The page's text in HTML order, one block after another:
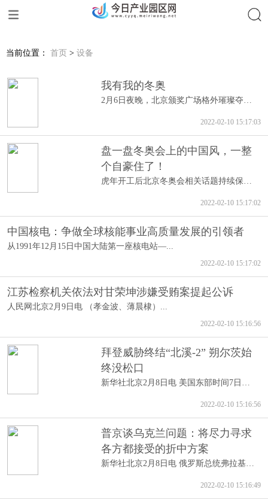
当前位置： 首页 > 设备
我有我的冬奥
2月6日夜晚，北京颁奖广场格外璀璨夺目，我和服务于新闻运行、语言...
2022-02-10 15:17:03
盘一盘冬奥会上的中国风，一整
个自豪住了！
虎年开工后北京冬奥会相关话题持续保持高...
2022-02-10 15:17:02
中国核电：争做全球核能事业高质量发展的引领者
从1991年12月15日中国大陆第一座核电站—...
2022-02-10 15:17:02
江苏检察机关依法对甘荣坤涉嫌受贿案提起公诉
人民网北京2月9日电 （孝金波、薄晨棣）...
2022-02-10 15:16:56
拜登威胁终结“北溪-2” 朔尔茨始
终没松口
新华社北京2月8日电 美国东部时间7日，白...
2022-02-10 15:16:56
普京谈乌克兰问题：将尽力寻求
各方都接受的折中方案
新华社北京2月8日电 俄罗斯总统弗拉基米...
2022-02-10 15:16:49